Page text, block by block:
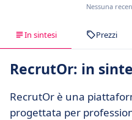
Nessuna
In sintesi Prezzi
RecrutOr: in
RecrutOr è una
progettata per